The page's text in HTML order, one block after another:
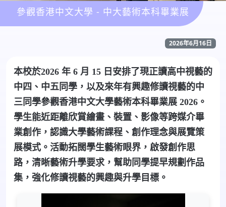
參觀香港中文大學 - 中大藝術本科畢業展
2026年6月16日
本校於2026 年 6 月 15 日安排了現正讀高中視藝的
中四、中五同學，以及來年有興趣修讀視藝的中
三同學參觀香港中文大學藝術本科畢業展 2026。
學生能近距離欣賞繪畫、裝置、影像等跨媒介畢
業創作，認識大學藝術課程、創作理念與展覽策
展模式。活動拓闊學生藝術眼界，啟發創作思
路，清晰藝術升學要求，幫助同學提早規劃作品
集，強化修讀視藝的興趣與升學目標。